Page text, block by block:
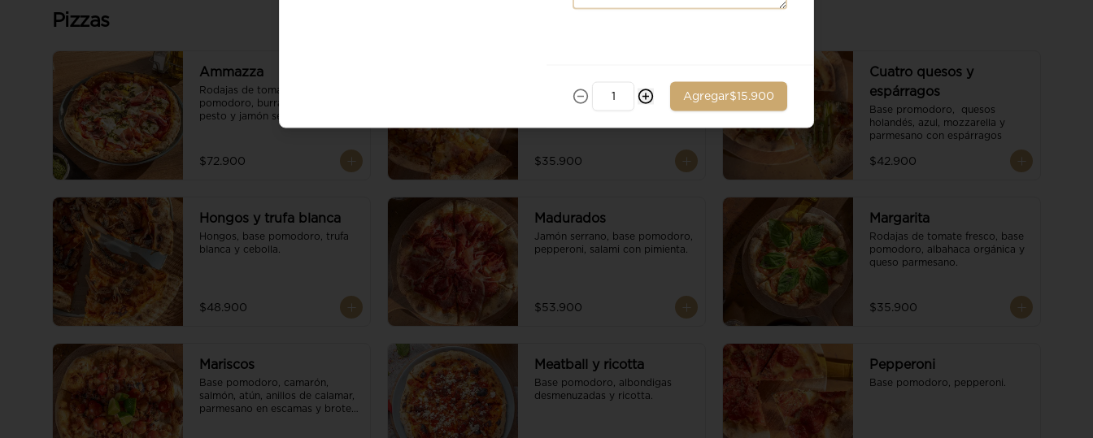
Pizzas
Ammazza
Rodajas de tomate fresco, base
pomodoro, burrata cremoso,
pesto y jamón serrano.
$72.900
Piña, jamon de cerdo, base
pomodoro, escamas de
$35.900
Cuatro quesos y
espárragos
Base promodoro,  quesos
holandés, azul, mozzarella y
parmesano con espárragos
$42.900
Hongos y trufa blanca
Hongos, base pomodoro, trufa
blanca y cebolla.
$48.900
Madurados
Jamón serrano, base pomodoro,
pepperoni, salami con pimienta.
$53.900
Margarita
Rodajas de tomate fresco, base
pomodoro, albahaca orgánica y
queso parmesano.
$35.900
Mariscos
Base pomodoro, camarón,
salmón, atún, anillos de calamar,
parmesano en escamas y brotes
Meatball y ricotta
Base pomodoro, albondigas
desmenuzadas y ricotta.
Pepperoni
Base pomodoro, pepperoni.
Agregar$15.900